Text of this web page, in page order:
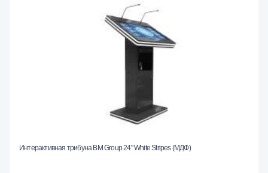
Интерактивная трибуна BM Group 24" White Stripes (МДФ)